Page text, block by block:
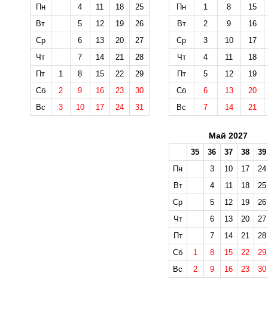
Пн
4 11 18
25
Вт
5 12 19
26
Ср
6 13 20
27
Чт
7 14 21
28
Пт
1 8 15 22
29
Сб
2 9 16 23
30
Вс
3 10 17 24 31
Пн
1 8
15
Вт
2 9
16
Ср
3 10
17
Чт
4 11
18
Пт
5 12
19
Сб
6 13
20
Вс
7 14 21
Май 2027
35 36 37 38
39
Пн
3 10 17
24
Вт
4 11 18
25
Ср
5 12 19
26
Чт
6 13 20
27
Пт
7 14 21
28
Сб
1 8 15 22
29
Вс
2 9 16 23 30